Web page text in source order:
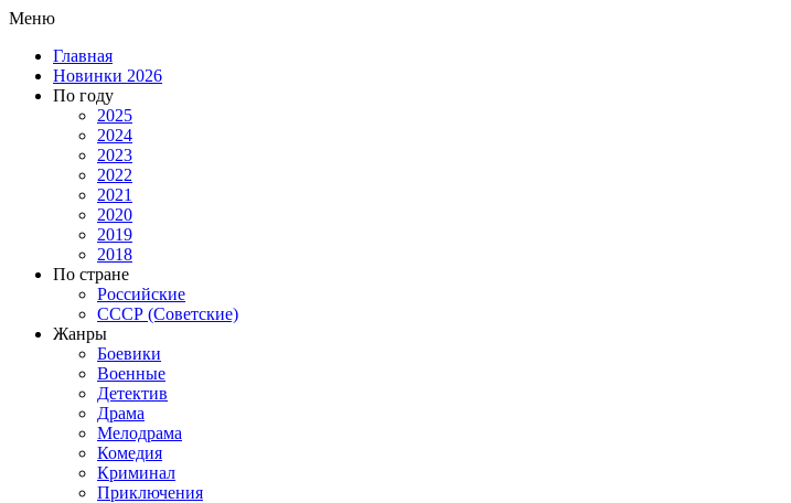
Меню
Главная
Новинки 2026
По году
2025
2024
2023
2022
2021
2020
2019
2018
По стране
Российские
СССР (Советские)
Жанры
Боевики
Военные
Детектив
Драма
Мелодрама
Комедия
Криминал
Приключения